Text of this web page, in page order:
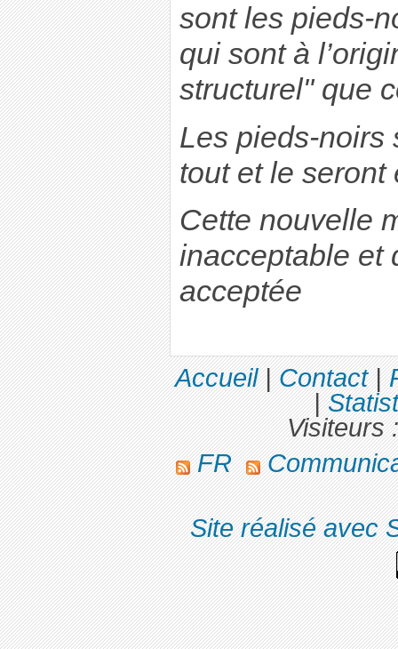
sont les pieds-
qui sont à
structurel" que
Les pieds-noirs
tout et le seront
Cette nouvelle
inacceptable et
acceptée
Accueil|Contact|
|
Visiteurs
FR
Site réalisé avec